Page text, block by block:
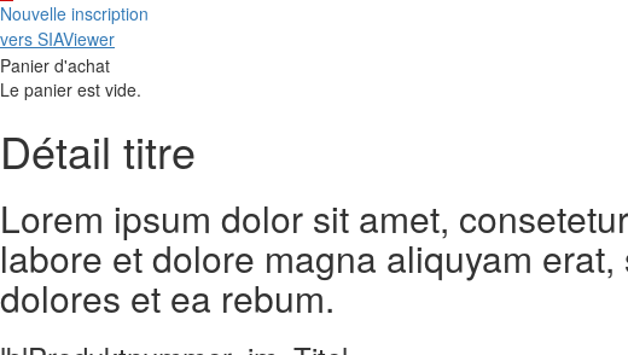
Nouvelle inscription
vers SIAViewer
Panier d'achat
Le panier est vide.
Détail titre
Lorem ipsum dolor sit amet,
labore et dolore magna aliquyam
dolores et ea rebum.